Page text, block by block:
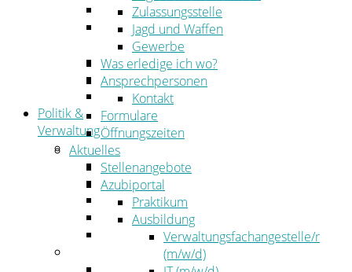
Pressemitteilungen
Bekanntmachungen & öffentliche
Zustellungen
Kehrbezirksausschreibungen
Amtsblatt
Öffentliche Ausschreibungen
Politik &
Verwaltung
Politik
Kreistag
Kreistagsinformationssystem
Bürgerinformationssystem
Wahlen
Zulassungsstelle
Jagd und Waffen
Gewerbe
Was erledige ich wo?
Ansprechpersonen
Kontakt
Formulare
Öffnungszeiten
Aktuelles
Stellenangebote
Azubiportal
Praktikum
Ausbildung
Verwaltungsfachangestelle/r
(m/w/d)